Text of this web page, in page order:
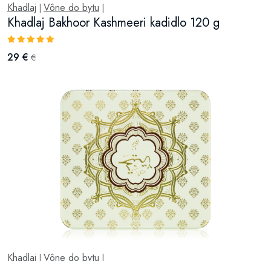
Khadlaj Vône do bytu
Khadlaj Bakhoor Kashmeeri kadidlo 120 g
29 € €
Khadlaj Vône do bytu